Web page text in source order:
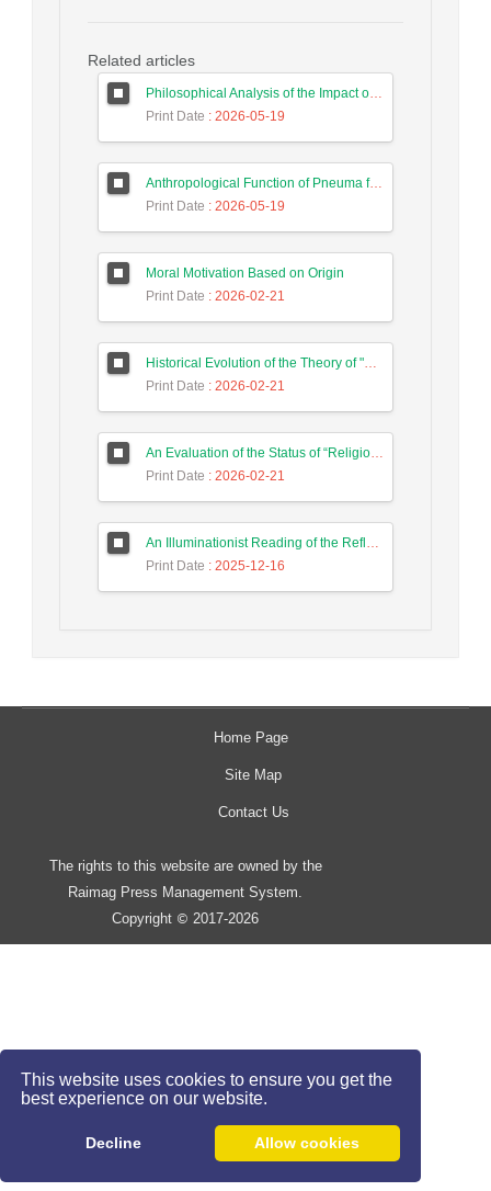
This website uses cookies to ensure you get the
best experience on our website.
Decline Allow cookies
Related articles
Philosophical Analysis of the Impact of Foundations of Modernity on the Educational Thought of Iranian Constitutionalists
Print Date : 2026-05-19
Anthropological Function of Pneuma from the Perspective of Later Stoics
Print Date : 2026-05-19
Moral Motivation Based on Origin
Print Date : 2026-02-21
Historical Evolution of the Theory of "Preservation of Quiddity"
Print Date : 2026-02-21
An Evaluation of the Status of “Religious” Dimension of Culture in Max Weber’s Theory of Sociology of Religion
Print Date : 2026-02-21
An Illuminationist Reading of the Reflection of Zurvanite Thoughts in Pythagorean Wisdom (A Case Study: Pherecydes’s Cosmology)
Print Date : 2025-12-16
Home Page
Site Map
Contact Us
The rights to this website are owned by the
Raimag Press Management System.
Copyright © 2017-2026